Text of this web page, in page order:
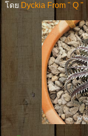
โดย Dyckia From " Q "